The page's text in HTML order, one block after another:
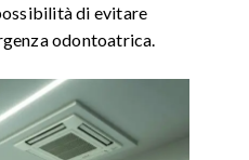
di evitare
odontoatrica.